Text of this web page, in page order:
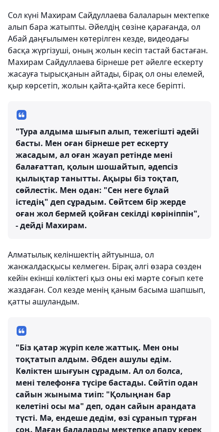
Сол күні Махирам Сайдуллаева балаларын мектепке
алып бара жатыпты. Әйелдің сөзіне қарағанда, ол
Абай даңғылымен көтерілген кезде, видеодағы
басқа жүргізуші, оның жолын кесіп тастай бастаған.
Махирам Сайдуллаева бірнеше рет әйелге ескерту
жасауға тырысқанын айтады, бірақ ол оны елемей,
қыр көрсетіп, жолын қайта-қайта кесе беріпті.
"Тура алдыма шығып алып, тежегішті әдейі
басты. Мен оған бірнеше рет ескерту
жасадым, ал оған жауап ретінде мені
балағаттап, қолын шошайтып, әдепсіз
қылықтар танытты. Ақыры біз тоқтап,
сөйлестік. Мен одан: "Сен неге бұлай
істедің" деп сұрадым. Сөйтсем бір жерде
оған жол бермей қойған секілді көрініппін",
- дейді Махирам.
Алматылық келіншектің айтуынша, ол
жанжалдасқысы келмеген. Бірақ әлгі өзара сөзден
кейін екінші көліктегі қыз оны екі мәрте соғып кете
жаздаған. Сол кезде менің қаным басыма шапшып,
қатты ашуландым.
"Біз қатар жүріп келе жаттық. Мен оны
тоқтатып алдым. Әбден ашулы едім.
Көліктен шығуын сұрадым. Ал ол болса,
мені телефонға түсіре бастады. Сөйтіп одан
сайын жыныма тиіп: "Қолыңнан бар
келетіні осы ма" деп, одан сайын арандата
түсті. Мә, ендеше дедім, өзі сұранып тұрған
соң. Маған балаларды мектепке апару керек